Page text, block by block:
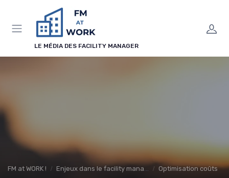
LE MÉDIA DES FACILITY MANAGER
FM at WORK ! Enjeux dans le facility management Optimisation coûts
Panneau de gestion des cookies